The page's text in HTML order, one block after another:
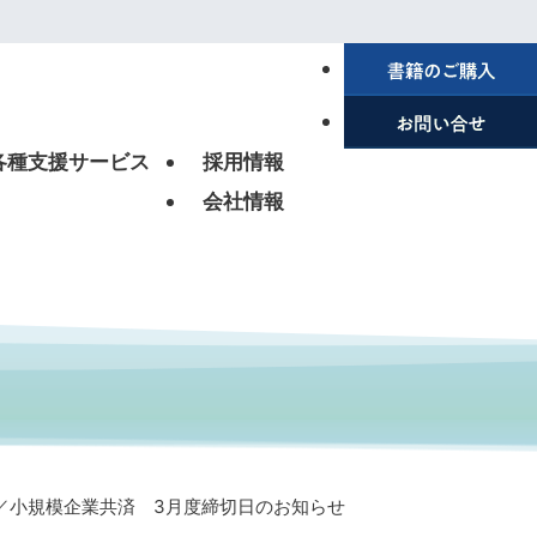
種支援サービス
採用情報
会社情報
小規模企業共済 3月度締切日のお知らせ